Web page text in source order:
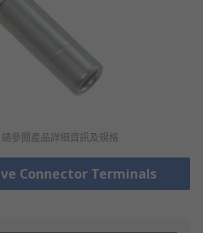
參閲產品詳細資訊及規格
Connector Terminals